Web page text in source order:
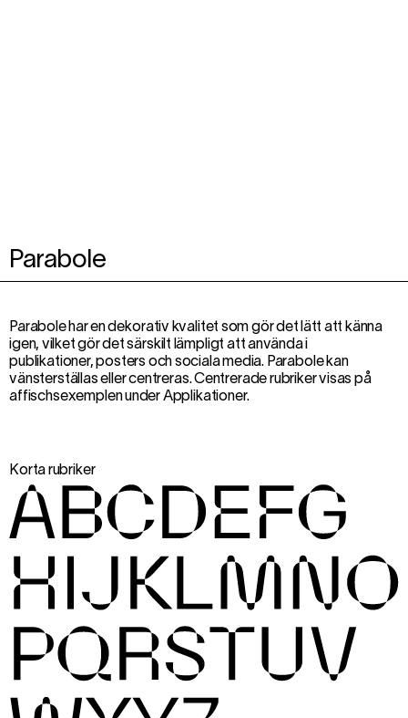
Parabole
Parabole har en dekorativ kvalitet som gör det lätt att känna
igen, vilket gör det särskilt lämpligt att använda i
publikationer, posters och sociala media. Parabole kan
vänsterställas eller centreras. Centrerade rubriker visas på
affischsexemplen under Applikationer.
Korta rubriker